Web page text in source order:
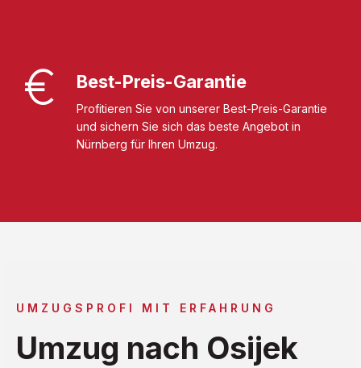
Best-Preis-Garantie
Profitieren Sie von unserer Best-Preis-Garantie
und sichern Sie sich das beste Angebot in
Nürnberg für Ihren Umzug.
UMZUGSPROFI MIT ERFAHRUNG
Umzug nach Osijek